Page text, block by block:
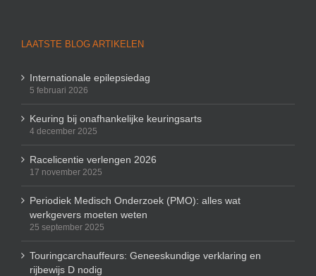
LAATSTE BLOG ARTIKELEN
Internationale epilepsiedag
5 februari 2026
Keuring bij onafhankelijke keuringsarts
4 december 2025
Racelicentie verlengen 2026
17 november 2025
Periodiek Medisch Onderzoek (PMO): alles wat
werkgevers moeten weten
25 september 2025
Touringcarchauffeurs: Geneeskundige verklaring en
rijbewijs D nodig